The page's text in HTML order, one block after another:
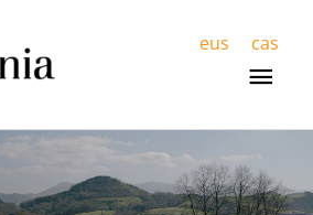
eus cas